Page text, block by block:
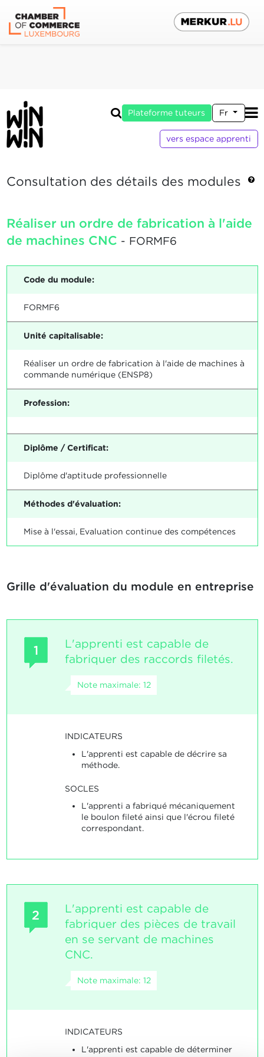
Plateforme tuteurs Fr
vers espace apprenti
Consultation des détails des modules
Réaliser un ordre de fabrication à l'aide
de machines CNC - FORMF6
Code du module:
FORMF6
Unité capitalisable:
Réaliser un ordre de fabrication à l'aide de machines à
commande numérique (ENSP8)
Profession:
Diplôme / Certificat:
Diplôme d'aptitude professionnelle
Méthodes d'évaluation:
Mise à l'essai, Evaluation continue des compétences
Grille d'évaluation du module en entreprise
1
L'apprenti est capable de
fabriquer des raccords filetés.
Note maximale: 12
INDICATEURS
L'apprenti est capable de décrire sa
méthode.
SOCLES
L'apprenti a fabriqué mécaniquement
le boulon fileté ainsi que l'écrou fileté
correspondant.
2
L'apprenti est capable de
fabriquer des pièces de travail
en se servant de machines
CNC.
Note maximale: 12
INDICATEURS
L'apprenti est capable de déterminer